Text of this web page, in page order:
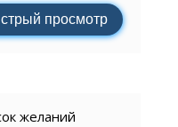
просмотр
желаний